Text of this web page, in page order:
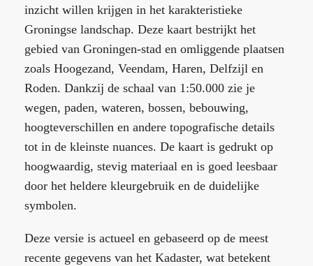
inzicht willen krijgen in het karakteristieke
Groningse landschap. Deze kaart bestrijkt het
gebied van Groningen-stad en omliggende plaatsen
zoals Hoogezand, Veendam, Haren, Delfzijl en
Roden. Dankzij de schaal van 1:50.000 zie je
wegen, paden, wateren, bossen, bebouwing,
hoogteverschillen en andere topografische details
tot in de kleinste nuances. De kaart is gedrukt op
hoogwaardig, stevig materiaal en is goed leesbaar
door het heldere kleurgebruik en de duidelijke
symbolen.
Deze versie is actueel en gebaseerd op de meest
recente gegevens van het Kadaster, wat betekent